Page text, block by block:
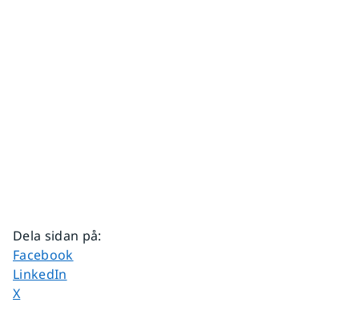
Dela sidan på:
Dela sidan på
Facebook
Dela sidan på
LinkedIn
Dela sidan på
X